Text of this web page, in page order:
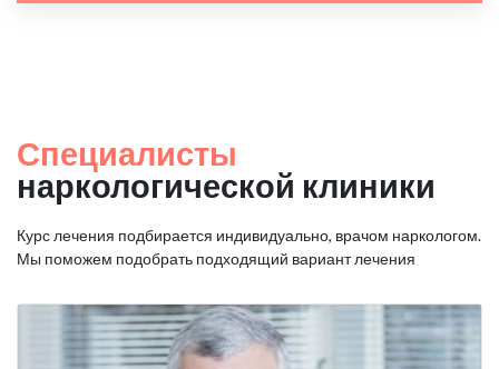
Специалисты
наркологической клиники
Курс лечения подбирается индивидуально, врачом наркологом.
Мы поможем подобрать подходящий вариант лечения